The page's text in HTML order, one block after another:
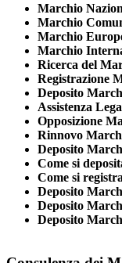
Marchio
Marchio
Marchio
Marchio
Ricerca del
Registrazione
Deposito
Assistenza
Opposizione
Rinnovo
Deposito
Come si
Come si
Deposito
Deposito
Deposito